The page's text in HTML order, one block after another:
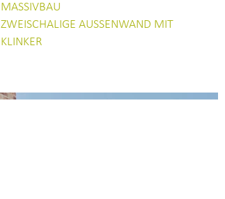
MASSIVBAU
ZWEISCHALIGE AUSSENWAND MIT
KLINKER